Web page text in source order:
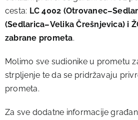
cesta: LC 4002
(Sedlarica–Velika Črešnjevica) i
zabrane prometa.
Molimo sve sudionike u prometu
strpljenje te da se pridržavaju
prometa.
Za sve dodatne informacije